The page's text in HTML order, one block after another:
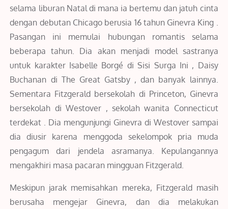
selama liburan Natal di mana ia bertemu dan jatuh cinta
dengan debutan Chicago berusia 16 tahun Ginevra King .
Pasangan ini memulai hubungan romantis selama
beberapa tahun. Dia akan menjadi model sastranya
untuk karakter Isabelle Borgé di Sisi Surga Ini , Daisy
Buchanan di The Great Gatsby , dan banyak lainnya.
Sementara Fitzgerald bersekolah di Princeton, Ginevra
bersekolah di Westover , sekolah wanita Connecticut
terdekat . Dia mengunjungi Ginevra di Westover sampai
dia diusir karena menggoda sekelompok pria muda
pengagum dari jendela asramanya. Kepulangannya
mengakhiri masa pacaran mingguan Fitzgerald.
Meskipun jarak memisahkan mereka, Fitzgerald masih
berusaha mengejar Ginevra, dan dia melakukan